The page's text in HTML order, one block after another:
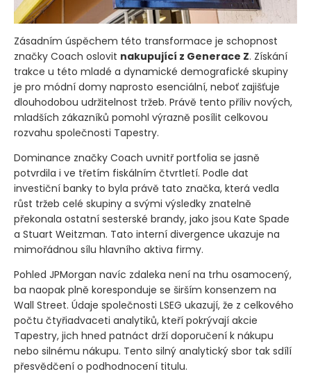
Zásadním úspěchem této transformace je schopnost
značky Coach oslovit nakupující z Generace Z. Získání
trakce u této mladé a dynamické demografické skupiny
je pro módní domy naprosto esenciální, neboť zajišťuje
dlouhodobou udržitelnost tržeb. Právě tento příliv nových,
mladších zákazníků pomohl výrazně posílit celkovou
rozvahu společnosti Tapestry.
Dominance značky Coach uvnitř portfolia se jasně
potvrdila i ve třetím fiskálním čtvrtletí. Podle dat
investiční banky to byla právě tato značka, která vedla
růst tržeb celé skupiny a svými výsledky znatelně
překonala ostatní sesterské brandy, jako jsou Kate Spade
a Stuart Weitzman. Tato interní divergence ukazuje na
mimořádnou sílu hlavního aktiva firmy.
Pohled JPMorgan navíc zdaleka není na trhu osamocený,
ba naopak plně koresponduje se širším konsenzem na
Wall Street. Údaje společnosti LSEG ukazují, že z celkového
počtu čtyřiadvaceti analytiků, kteří pokrývají akcie
Tapestry, jich hned patnáct drží doporučení k nákupu
nebo silnému nákupu. Tento silný analytický sbor tak sdílí
přesvědčení o podhodnocení titulu.